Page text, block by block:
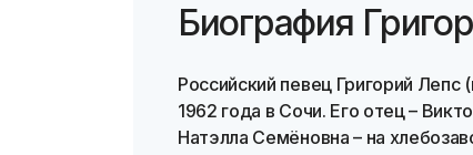
Биография
Российский певец Григорий
1962 года в Сочи. Его отец –
Натэлла Семёновна – на